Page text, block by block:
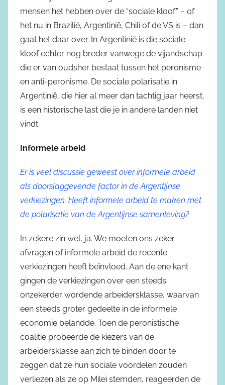
mensen het hebben over de “sociale kloof” – of
het nu in Brazilië, Argentinië, Chili of de VS is – dan
gaat het daar over. In Argentinië is die sociale
kloof echter nog breder vanwege de vijandschap
die er van oudsher bestaat tussen het peronisme
en anti-peronisme. De sociale polarisatie in
Argentinië, die hier al meer dan tachtig jaar heerst,
is een historische last die je in andere landen niet
vindt.
Informele arbeid
Er is veel discussie geweest over informele arbeid
als doorslaggevende factor in de Argentijnse
verkiezingen. Heeft informele arbeid te maken met
de polarisatie van de Argentijnse samenleving?
In zekere zin wel, ja. We moeten ons zeker
afvragen of informele arbeid de recente
verkiezingen heeft beïnvloed. Aan de ene kant
gingen de verkiezingen over een steeds
onzekerder wordende arbeidersklasse, waarvan
een steeds groter gedeelte in de informele
economie belandde. Toen de peronistische
coalitie probeerde de kiezers van de
arbeidersklasse aan zich te binden door te
zeggen dat ze hun sociale voordelen zouden
verliezen als ze op Milei stemden, reageerden de